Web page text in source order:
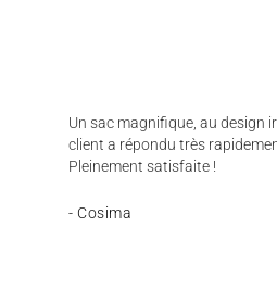
Un sac magnifique, au design
client a répondu très
Pleinement satisfaite !
- Cosima